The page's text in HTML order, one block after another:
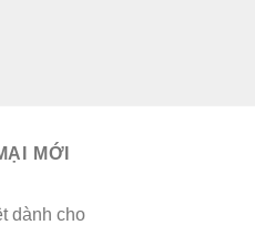
MỚI
dành cho